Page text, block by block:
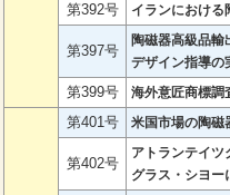
第392号
イランにおける
第397号
陶磁器高級品輸
デザイン指導の
第399号
海外意匠商標調
第401号 米国市場の陶磁
第402号
アトランテイツ
グラス・シヨー